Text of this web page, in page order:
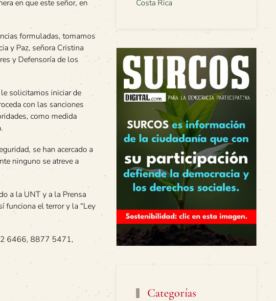
en que este señor, en
formuladas, tomamos
y Paz, señora Cristina
y Defensoría de los
solicitamos iniciar de
con las sanciones
como medida
se han acercado a
ninguno se atreve a
a la UNT y a la Prensa
funciona el terror y la “Ley
6466, 8877 5471,
Costa Rica
Categorías